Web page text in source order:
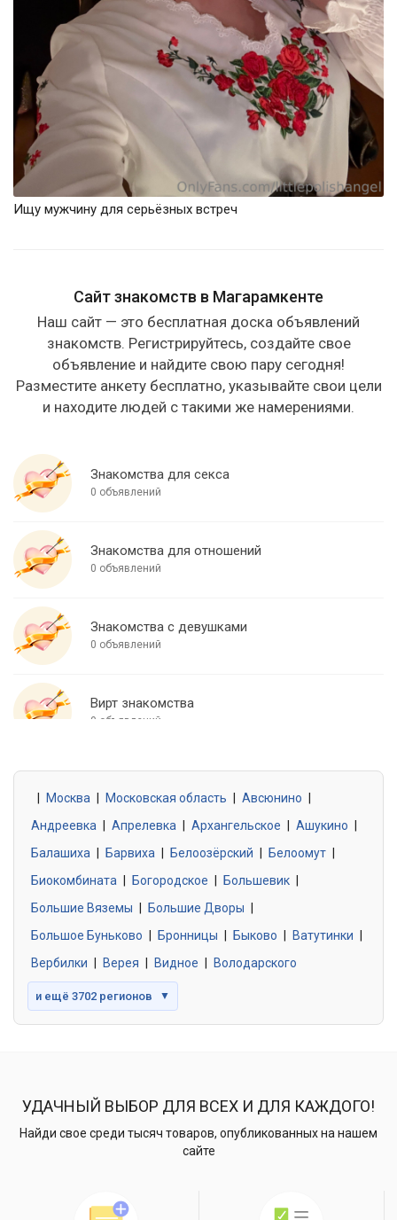
Ищу мужчину для серьёзных встреч
Сайт знакомств в Магарамкенте
Наш сайт — это бесплатная доска объявлений
знакомств. Регистрируйтесь, создайте свое
объявление и найдите свою пару сегодня!
Разместите анкету бесплатно, указывайте свои цели
и находите людей с такими же намерениями.
Знакомства для секса
0 объявлений
Знакомства для отношений
0 объявлений
Знакомства с девушками
0 объявлений
Вирт знакомства
0 объявлений
0 объявлений
Знакомства без обязательств
0 объявлений
Москва Московская область Авсюнино
Андреевка
Апрелевка Архангельское Ашукино
Балашиха
Барвиха Белоозёрский Белоомут
Биокомбината
Богородское Большевик
Большие Вяземы
Большие Дворы
Большое Буньково
Бронницы Быково Ватутинки
Вербилки
Верея Видное Володарского
и ещё 3702 регионов ▼
УДАЧНЫЙ ВЫБОР ДЛЯ ВСЕХ И ДЛЯ КАЖДОГО!
Найди свое среди тысяч товаров, опубликованных на нашем
сайте